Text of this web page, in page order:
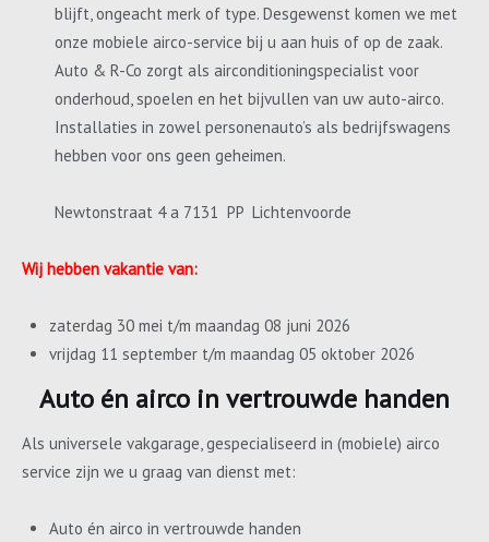
blijft, ongeacht merk of type. Desgewenst komen we met
onze mobiele airco-service bij u aan huis of op de zaak.
Auto & R-Co zorgt als airconditioningspecialist voor
onderhoud, spoelen en het bijvullen van uw auto-airco.
Installaties in zowel personenauto’s als bedrijfswagens
hebben voor ons geen geheimen.
Newtonstraat 4 a 7131 PP Lichtenvoorde
Wij hebben vakantie van:
zaterdag 30 mei t/m maandag 08 juni 2026
vrijdag 11 september t/m maandag 05 oktober 2026
Auto én airco in vertrouwde handen
Als universele vakgarage, gespecialiseerd in (mobiele) airco
service zijn we u graag van dienst met:
Auto én airco in vertrouwde handen